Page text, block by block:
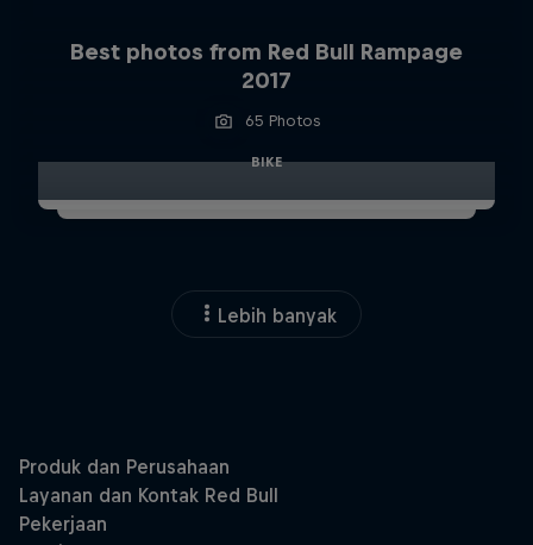
Best photos from Red Bull Rampage
2017
65 Photos
BIKE
Lebih banyak